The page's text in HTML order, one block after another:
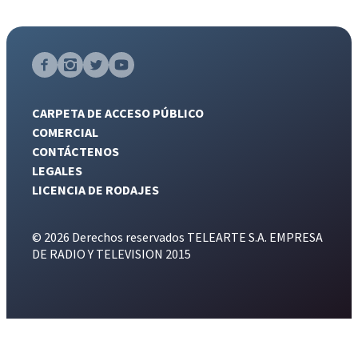
CARPETA DE ACCESO PÚBLICO
COMERCIAL
CONTÁCTENOS
LEGALES
LICENCIA DE RODAJES
© 2026 Derechos reservados TELEARTE S.A. EMPRESA
DE RADIO Y TELEVISION 2015